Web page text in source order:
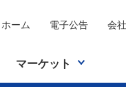
ホーム 電子公告 会
マーケット